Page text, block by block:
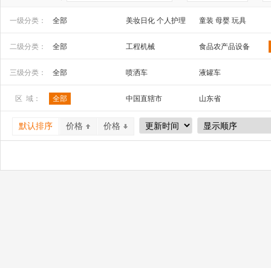
一级分类： 全部 美妆日化 个人护理
童装 母婴 玩具
安全防护 五金工具
家装建材 机床 机械及行业设备
二级分类： 全部 工程机械
食品农产品设备
三级分类：
全部 喷洒车
液罐车
电动叉车
清洁设备
升降平台
区 域： 全部 中国直辖市
山东省
广西
辽宁省
吉林省
宁夏
四川省 贵州省
默认排序 价格 价格